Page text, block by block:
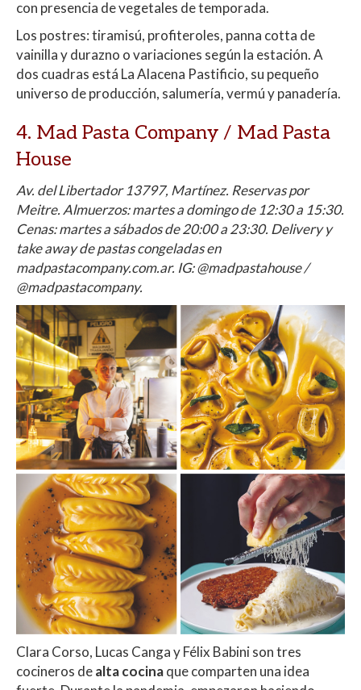
con presencia de vegetales de temporada.
Los postres: tiramisú, profiteroles, panna cotta de
vainilla y durazno o variaciones según la estación. A
dos cuadras está La Alacena Pastificio, su pequeño
universo de producción, salumería, vermú y panadería.
4. Mad Pasta Company / Mad Pasta
House
Av. del Libertador 13797, Martínez. Reservas por
Meitre. Almuerzos: martes a domingo de 12:30 a 15:30.
Cenas: martes a sábados de 20:00 a 23:30. Delivery y
take away de pastas congeladas en
madpastacompany.com.ar. IG: @madpastahouse /
@madpastacompany.
Clara Corso, Lucas Canga y Félix Babini son tres
cocineros dealta cocinaque comparten una idea